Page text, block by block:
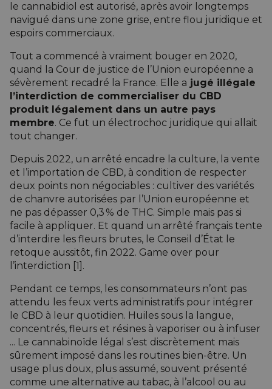
le cannabidiol est autorisé, après avoir longtemps
navigué dans une zone grise, entre flou juridique et
espoirs commerciaux.
Tout a commencé à vraiment bouger en 2020,
quand la Cour de justice de l’Union européenne a
sévèrement recadré la France. Elle a jugé illégale
l’interdiction de commercialiser du CBD
produit légalement dans un autre pays
membre. Ce fut un électrochoc juridique qui allait
tout changer.
Depuis 2022, un arrêté encadre la culture, la vente
et l’importation de CBD, à condition de respecter
deux points non négociables : cultiver des variétés
de chanvre autorisées par l’Union européenne et
ne pas dépasser 0,3 % de THC. Simple mais pas si
facile à appliquer. Et quand un arrêté français tente
d’interdire les fleurs brutes, le Conseil d’État le
retoque aussitôt, fin 2022. Game over pour
l’interdiction [1].
Pendant ce temps, les consommateurs n’ont pas
attendu les feux verts administratifs pour intégrer
le CBD à leur quotidien. Huiles sous la langue,
concentrés, fleurs et résines à vaporiser ou à infuser
... Le cannabinoïde légal s’est discrètement mais
sûrement imposé dans les routines bien-être. Un
usage plus doux, plus assumé, souvent présenté
comme une alternative au tabac, à l’alcool ou au